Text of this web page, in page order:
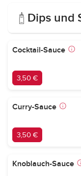
Dips und
Cocktail-Sauce
3,50 €
Curry-Sauce
3,50 €
Knoblauch-Sauce